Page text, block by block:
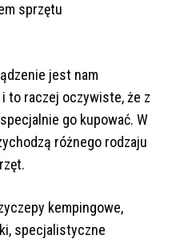
sprzętu
jest nam
to raczej oczywiste, że z
go kupować. W
różnego rodzaju
kempingowe,
specjalistyczne